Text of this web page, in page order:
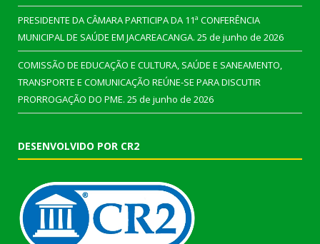
PRESIDENTE DA CÂMARA PARTICIPA DA 11ª CONFERÊNCIA
MUNICIPAL DE SAÚDE EM JACAREACANGA. 25 de junho de 2026
COMISSÃO DE EDUCAÇÃO E CULTURA, SAÚDE E SANEAMENTO,
TRANSPORTE E COMUNICAÇÃO REÚNE-SE PARA DISCUTIR
PRORROGAÇÃO DO PME. 25 de junho de 2026
DESENVOLVIDO POR CR2